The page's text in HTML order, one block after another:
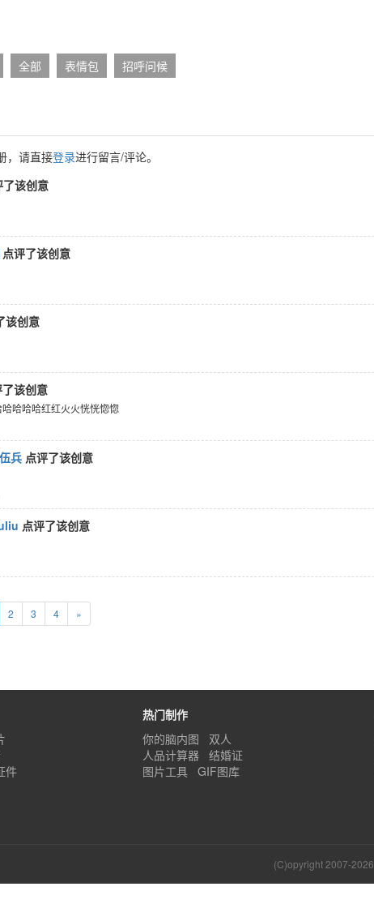
全部 表情包 招呼问候
，请直接登录进行留言/评论。
了该创意
点评了该创意
该创意
该创意
哈哈哈红红火火恍恍惚惚
兵 点评了该创意
点评了该创意
2 3 4 »
件
热门制作
你的脑内图
双人
人品计算器
结婚证
图片工具
GIF图库
(C)opyright 2007-2026